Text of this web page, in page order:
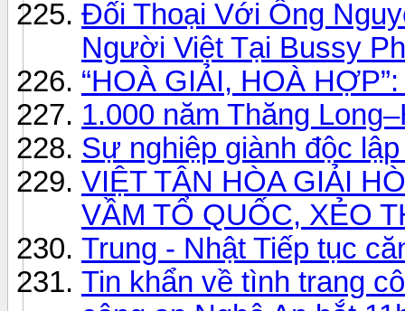
Đối Thoại Với Ông
Người Việt Tại Bussy
“HOÀ GIẢI, HOÀ
1.000 năm Thăng
Sự nghiệp giành độc
VIỆT TÂN HÒA GIẢI
VẦM TỔ QUỐC, XẺO
Trung - Nhật Tiếp tục
Tin khẩn về tình trang